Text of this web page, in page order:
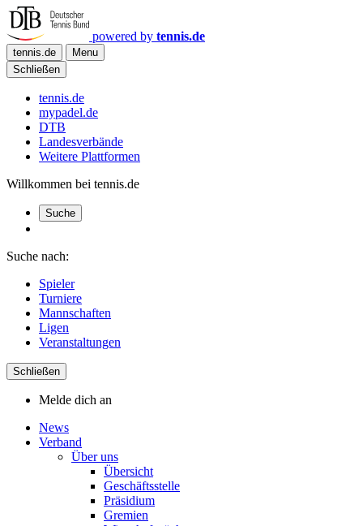
powered by tennis.de
tennis.de
Menu
Schließen
tennis.de
mypadel.de
DTB
Landesverbände
Weitere Plattformen
Willkommen bei tennis.de
Suche
Suche nach:
Spieler
Turniere
Mannschaften
Ligen
Veranstaltungen
Schließen
Melde dich an
News
Verband
Über uns
Übersicht
Geschäftsstelle
Präsidium
Gremien